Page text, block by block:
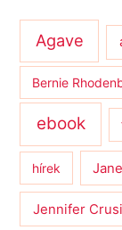
Agave
Bernie
ebook
hírek
Jennifer